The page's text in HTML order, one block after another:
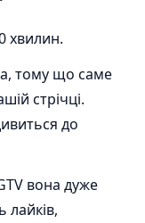
хвилин.
тому що саме
стрічці.
до
вона дуже
лайків,